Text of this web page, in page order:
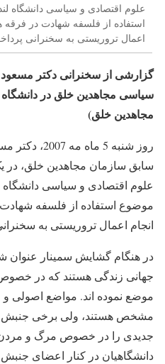
علوم اقتصادی و سیاسی دانشگاه
استفاده از فلسفه شهادت در فرقه
اعمال تروریستی به سخنرانی
گزارشی از سخنرانی دکتر
سیاسی مجاهدین خلق در دانشگاه
مجاهدین خلق)
روز شنبه 5
سابق سازمان مجاهدین خلق، در
علوم اقتصادی و سیاسی
موضوع استفاده از فلسفه
انجام اعمال تروریستی به
در هنگام گشایش سمینار
جهانی زندگی هستند که در خصوص
موضع نموده اند. مواضع اصولی
مشخص هستند، ولی برخی جنبش
جدیدی را در خصوص مرگ و مردن
دانشگاهیان در کنار اعضای